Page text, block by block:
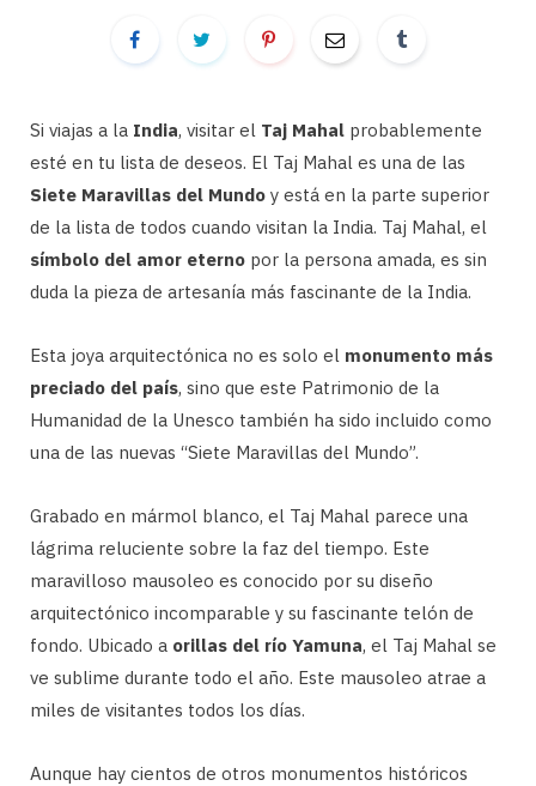
Si viajas a la India, visitar el Taj Mahal probablemente
esté en tu lista de deseos. El Taj Mahal es una de las
Siete Maravillas del Mundo y está en la parte superior
de la lista de todos cuando visitan la India. Taj Mahal, el
símbolo del amor eterno por la persona amada, es sin
duda la pieza de artesanía más fascinante de la India.
Esta joya arquitectónica no es solo el monumento más
preciado del país, sino que este Patrimonio de la
Humanidad de la Unesco también ha sido incluido como
una de las nuevas “Siete Maravillas del Mundo”.
Grabado en mármol blanco, el Taj Mahal parece una
lágrima reluciente sobre la faz del tiempo. Este
maravilloso mausoleo es conocido por su diseño
arquitectónico incomparable y su fascinante telón de
fondo. Ubicado a orillas del río Yamuna, el Taj Mahal se
ve sublime durante todo el año. Este mausoleo atrae a
miles de visitantes todos los días.
Aunque hay cientos de otros monumentos históricos